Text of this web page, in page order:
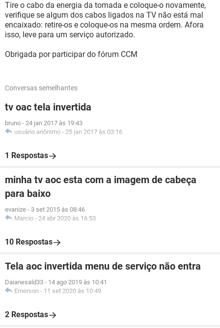
Tire o cabo da energia da tomada e coloque-o novamente,
verifique se algum dos cabos ligados na TV não está mal
encaixado: retire-os e coloque-os na mesma ordem. Afora
isso, leve para um serviço autorizado.
Obrigada por participar do fórum CCM
Conversas semelhantes
tv oac tela invertida
bruno - 24 jan 2017 às 19:43
usuário anônimo - 25 jan 2017 às 03:16
1 Respostas
minha tv aoc esta com a imagem de cabeça
para baixo
evanize - 3 set 2015 às 08:46
Marcio - 24 abr 2020 às 16:53
10 Respostas
Tela aoc invertida menu de serviço não entra
Daianesald33 - 14 ago 2019 às 10:41
Emerson - 11 set 2020 às 10:49
2 Respostas